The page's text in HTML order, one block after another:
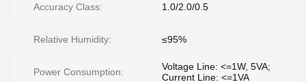
Accuracy Class: 1.0/2.0/0.5
Relative Humidity: ≤95%
Power Consumption:
Voltage Line: <=1W, 5VA;
Current Line: <=1VA